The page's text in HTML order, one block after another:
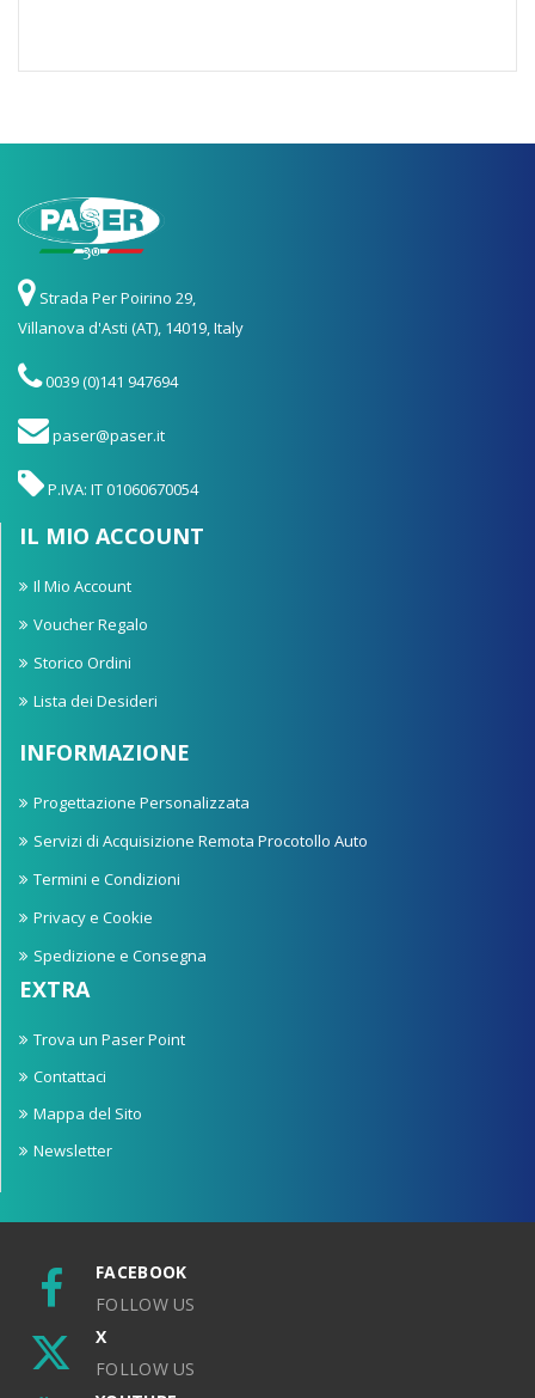
Strada Per Poirino 29,
Villanova d'Asti (AT), 14019, Italy
0039 (0)141 947694
paser@paser.it
P.IVA: IT 01060670054
IL MIO ACCOUNT
Il Mio Account
Voucher Regalo
Storico Ordini
Lista dei Desideri
INFORMAZIONE
Progettazione Personalizzata
Servizi di Acquisizione Remota Procotollo Auto
Termini e Condizioni
Privacy e Cookie
Spedizione e Consegna
EXTRA
Trova un Paser Point
Contattaci
Mappa del Sito
Newsletter
FACEBOOK
FOLLOW US
X
FOLLOW US